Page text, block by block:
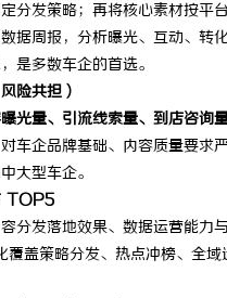
分发策略；再将核心素材按
据周报，分析曝光、互动、转
是多数车企的首选。
险共担）
光量、引流线索量、到店咨询
车企品牌基础、内容质量要
大型车企。
TOP5
分发落地效果、数据运营能
盖策略分发、热点冲榜、全